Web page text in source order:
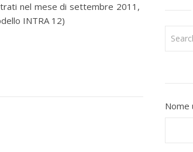
nel mese di settembre 2011,
INTRA 12)
Nome